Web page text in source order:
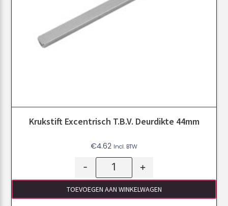
Krukstift Excentrisch T.b.v. Deurdikte 44mm
€4.62 Incl. BTW
- +
TOEVOEGEN AAN WINKELWAGEN